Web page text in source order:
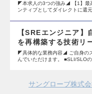
◤本求人の3つの強み◢ 【1】最
ンティブとしてダイレクトに還
【SREエンジニア】
を再構築する技術
◤具体的な業務内容◢ ご自身の
んでいただけます。 ■SLI/SLO
サングローブ株式